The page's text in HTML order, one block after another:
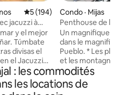
Note moyenne de 5 sur 5,
5 (194)
jacuzzi à
y el mejor
Túmbate
divisas el
el Jacuzzi
una copa
está pensado
relajantes en
Condo · Mijas
Penthouse de
piscine à
Un magnifique
dans le
Pueblo. * Les plus belles vues sur l'océan
et les montagnes
offrir * Détendez-vous sur votre
terrasse privée
un spa, une
: les commodités
les locations de